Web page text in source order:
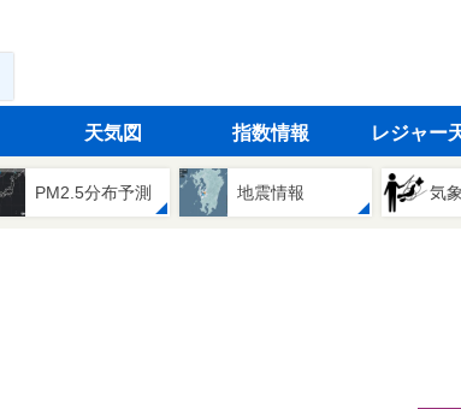
天気図 指数情報 レジャー
PM2.5分布予測 地震情報 気